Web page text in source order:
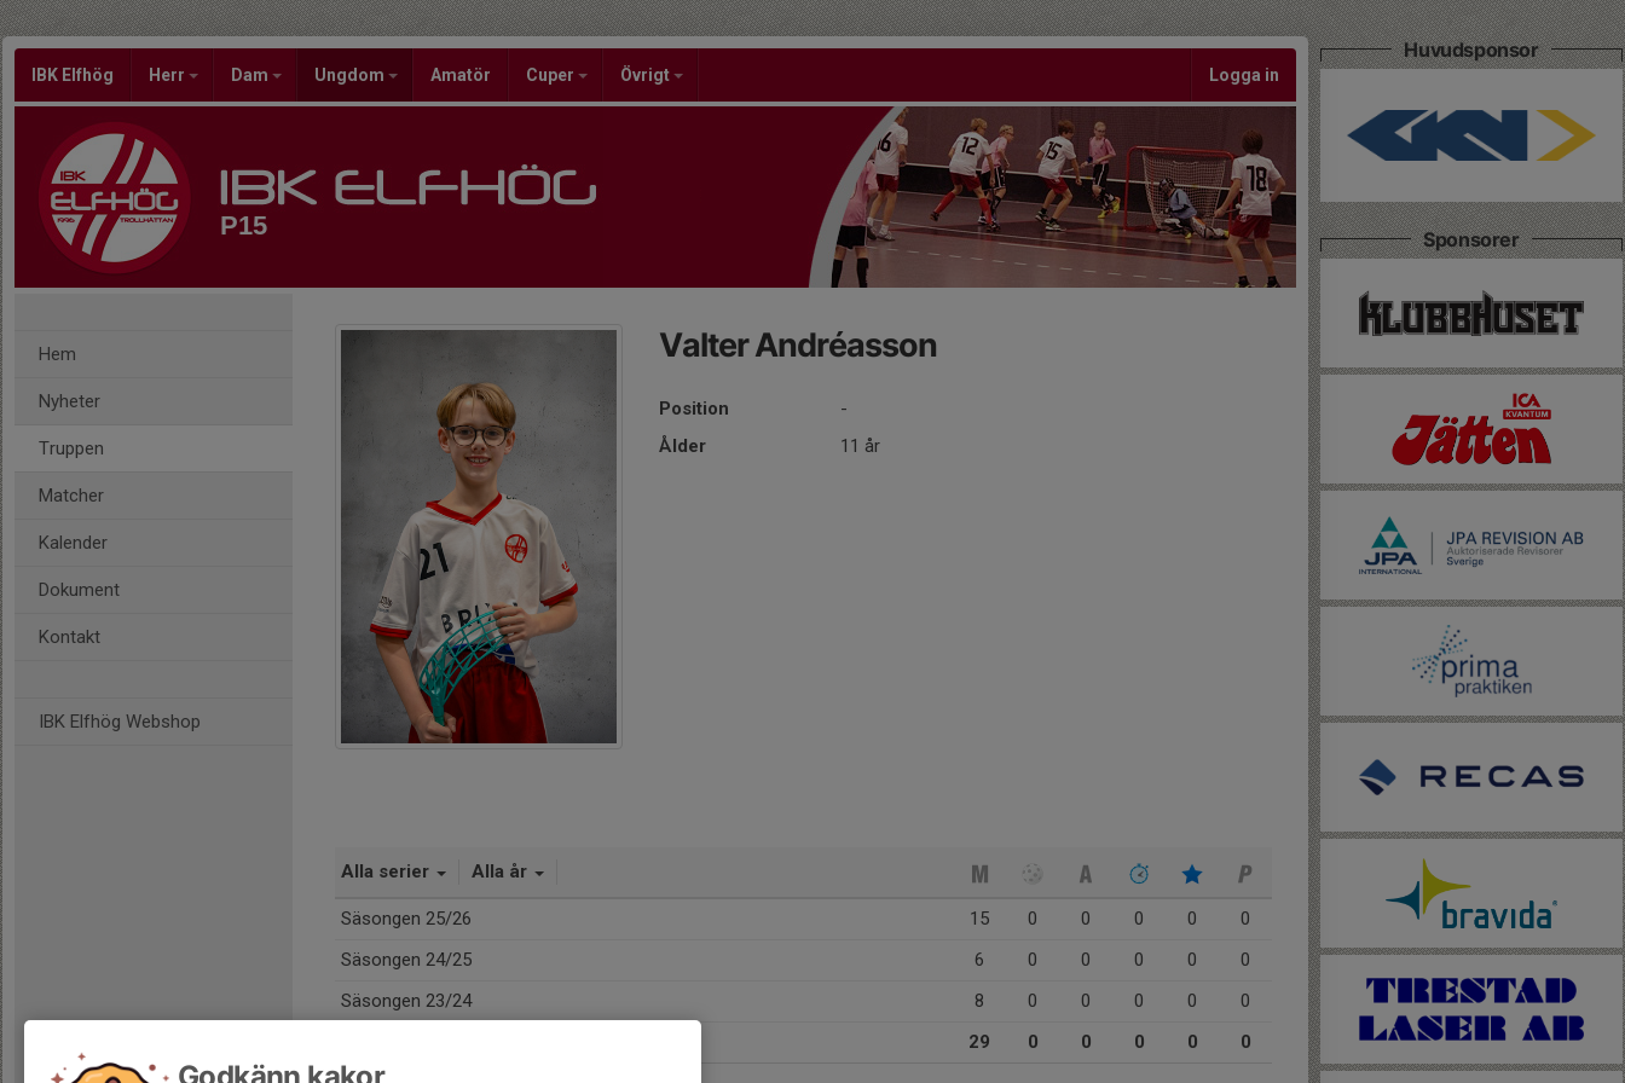
IBK Elfhög Herr Dam Ungdom Amatör Cuper Övrigt Logga in
P15
Hem
Nyheter
Truppen
Matcher
Kalender
Dokument
Kontakt
IBK Elfhög Webshop
Valter Andréasson
Position
-
Ålder
11 år
Alla serier Alla år
Säsongen 25/26 15 0 0 0 0
0
Säsongen 24/25
6 0 0 0 0
0
Säsongen 23/24
8 0 0 0 0
0
29 0 0 0 0 0
Huvudsponsor
Sponsorer